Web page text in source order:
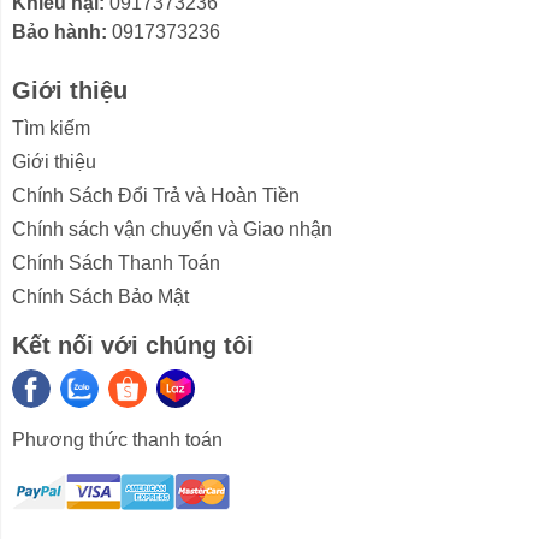
Mẫu tủ lạnh Sharp này có thể làm đông thực phẩm một
cách nhanh chóng, xuống đến -24 độ C nhờ kích hoạt
bảo quản thực phẩm khi sử dụng.
Tiết kiệm điện hiệu quả, vận hành êm ái với công
Công nghệ J-Tech Inverter điều khiển máy nén vận
Bảo hành: 0917373236
Giới thiệu
Tìm kiếm
Giới thiệu
Chính Sách Đổi Trả và Hoàn Tiền
Chính sách vận chuyển và Giao nhận
Chính Sách Thanh Toán
Chính Sách Bảo Mật
Kết nối với chúng tôi
Phương thức thanh toán